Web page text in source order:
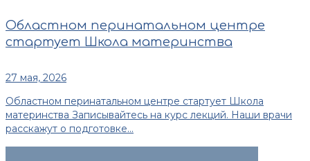
Областном перинатальном центре
стартует Школа материнства
27 мая, 2026
Областном перинатальном центре стартует Школа
материнства Записывайтесь на курс лекций. Наши врачи
расскажут о подготовке...